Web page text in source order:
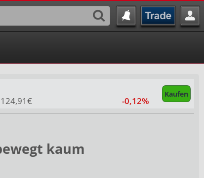
Kaufen
124,91€ -0,12%
kaum